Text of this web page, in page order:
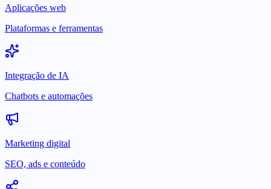
Aplicações web
Plataformas e ferramentas
Integração de IA
Chatbots e automações
Marketing digital
SEO, ads e conteúdo